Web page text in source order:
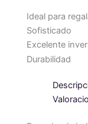
Ideal para
Excelente